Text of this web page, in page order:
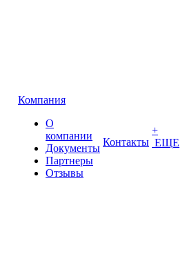
Компания
О
компании
Документы
Партнеры
Отзывы
Контакты
+
ЕЩЕ